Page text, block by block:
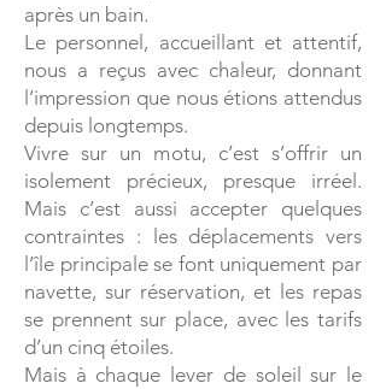
après un bain.
Le personnel, accueillant et attentif,
nous a reçus avec chaleur, donnant
l’impression que nous étions attendus
depuis longtemps.
Vivre sur un motu, c’est s’offrir un
isolement précieux, presque irréel.
Mais c’est aussi accepter quelques
contraintes : les déplacements vers
l’île principale se font uniquement par
navette, sur réservation, et les repas
se prennent sur place, avec les tarifs
d’un cinq étoiles.
Mais à chaque lever de soleil sur le